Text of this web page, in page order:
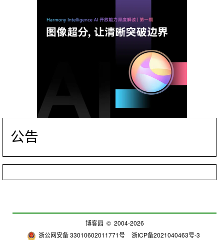
公告
博客园 © 2004-2026
浙公网安备 33010602011771号
浙ICP备2021040463号-3